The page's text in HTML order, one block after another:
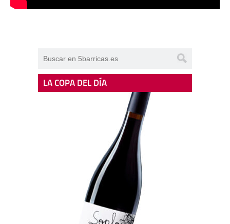
LA COPA DEL DÍA